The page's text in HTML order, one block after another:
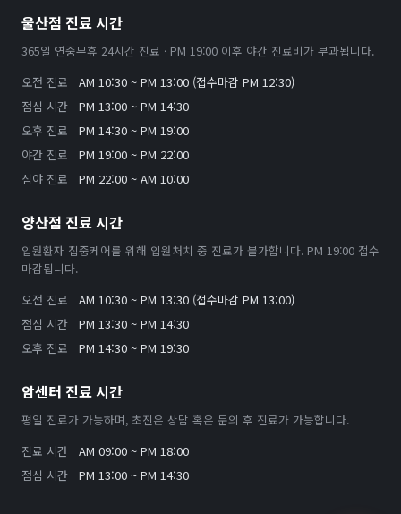
울산점 진료 시간
365일 연중무휴 24시간 진료 · PM 19:00 이후 야간 진료비가 부과됩니다.
오전 진료
AM 10:30 ~ PM 13:00 (접수마감 PM 12:30)
점심 시간
PM 13:00 ~ PM 14:30
오후 진료
PM 14:30 ~ PM 19:00
야간 진료
PM 19:00 ~ PM 22:00
심야 진료
PM 22:00 ~ AM 10:00
양산점 진료 시간
입원환자 집중케어를 위해 입원처치 중 진료가 불가합니다. PM 19:00 접수
마감됩니다.
오전 진료
AM 10:30 ~ PM 13:30 (접수마감 PM 13:00)
점심 시간
PM 13:30 ~ PM 14:30
오후 진료
PM 14:30 ~ PM 19:30
암센터 진료 시간
평일 진료가 가능하며, 초진은 상담 혹은 문의 후 진료가 가능합니다.
진료 시간
AM 09:00 ~ PM 18:00
점심 시간
PM 13:00 ~ PM 14:30